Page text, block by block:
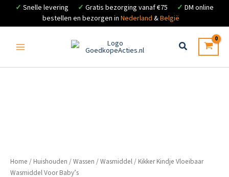
✓ Snelle levering ✓ Gratis bezorging vanaf €75 ✓ DM online
bestellen en bezorgen in Nederland &België
inhoud
Home / Huishouden /Wassen /Wasmiddel/ Kikker Kindje Vloeibaar
Wasmiddel Voor Baby’s